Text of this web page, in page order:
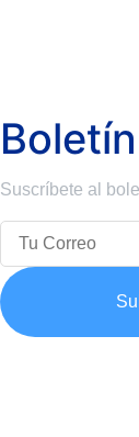
Suscríbete al